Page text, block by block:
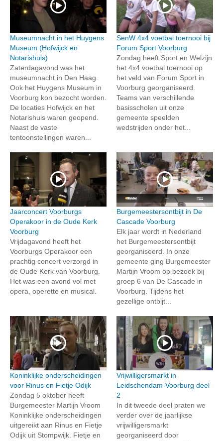
Museumnacht in het Huygens
Museum (Hofwijck en
Notarishuis)
Zaterdagavond was het
museumnacht in Den Haag.
Ook het Huygens Museum in
Voorburg kon bezocht worden.
De locaties Hofwijck en het
Notarishuis waren geopend.
Naast de vaste
tentoonstellingen waren...
SenW 4x4 voetbal toernooi bij
Forum Sport Voorburg
Zondag heeft Sport en Welzijn
het 4x4 voetbal toernooi op
het veld van Forum Sport in
Voorburg georganiseerd.
Teams van verschillende
basisscholen uit onze
gemeente speelden
wedstrijden onder het...
Jaarconcert Voorburgs
Operakoor in de Oude Kerk
Voorburg
Vrijdagavond heeft het
Voorburgs Operakoor een
prachtig concert verzorgd in
de Oude Kerk van Voorburg.
Het was een avond vol met
opera, operette en musical.
Burgemeestersontbijt in De
Cascade Voorburg
Elk jaar wordt in Nederland
het Burgemeestersontbijt
georganiseerd. In onze
gemeente ging Burgemeester
Martijn Vroom op bezoek bij
groep 6 van De Cascade in
Voorburg. Tijdens het
gezellige ontbijt...
Koninklijke onderscheidingen
voor Rinus en Fietje Odijk
Zondag 5 oktober heeft
Burgemeester Martijn Vroom
Koninklijke onderscheidingen
uitgereikt aan Rinus en Fietje
Odijk uit Stompwijk. Fietje en
Vrijwilligersmarkt in
Leidschendam-Voorburg deel
2
In dit tweede deel praten we
verder over de jaarlijkse
vrijwilligersmarkt
georganiseerd door